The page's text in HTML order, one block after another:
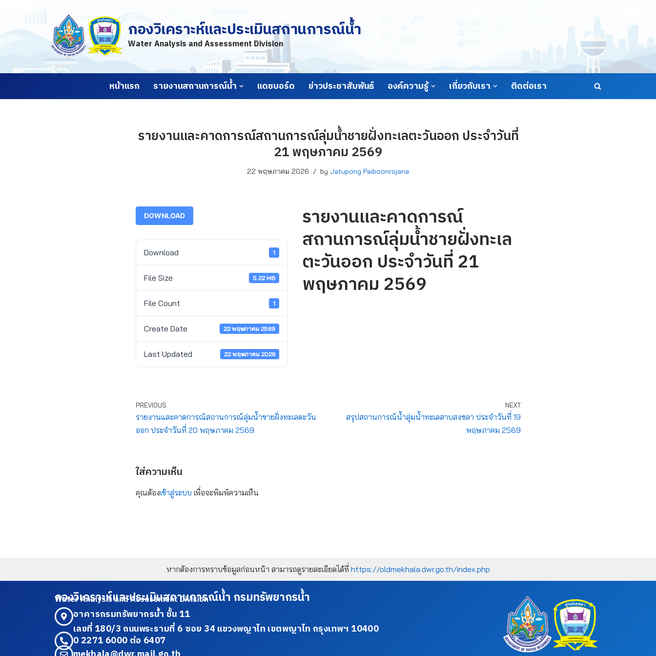
กองวิเคราะห์และประเมินสถานการณ์น้ำ
Water Analysis and Assessment Division
หน้าแรก รายงานสถานการณ์น้ำ แดชบอร์ด ข่าวประชาสัมพันธ์ องค์ความรู้ เกี่ยวกับเรา ติดต่อเรา
รายงานและคาดการณ์สถานการณ์ลุ่มน้ำชายฝั่งทะเลตะวันออก ประจำวันที่
21 พฤษภาคม 2569
22 พฤษภาคม 2026 by Jatupong Paiboonrojana
DOWNLOAD
Download 1
File Size 5.22 MB
File Count 1
Create Date 22 พฤษภาคม 2569
Last Updated 22 พฤษภาคม 2026
รายงานและคาดการณ์
สถานการณ์ลุ่มน้ำชายฝั่งทะเล
ตะวันออก ประจำวันที่ 21
พฤษภาคม 2569
PREVIOUS
รายงานและคาดการณ์สถานการณ์ลุ่มน้ำชายฝั่งทะเลตะวัน
ออก ประจำวันที่ 20 พฤษภาคม 2569
NEXT
สรุปสถานการณ์น้ำลุ่มน้ำทะเลสาบสงขลา ประจำวันที่ 19
พฤษภาคม 2569
ใส่ความเห็น
คุณต้องเข้าสู่ระบบ เพื่อจะพิมพ์ความเห็น
หากต้องการทราบข้อมูลก่อนหน้า สามารถดูรายละเอียดได้ที่ https://oldmekhala.dwr.go.th/index.php
กองวิเคราะห์และประเมินสถานการณ์น้ำ กรมทรัพยากรน้ำ
Water Analysis and Assessment Division
อาคารกรมทรัพยากรน้ำ ชั้น 11
เลขที่ 180/3 ถนนพระรามที่ 6 ซอย 34 แขวงพญาไท เขตพญาไท กรุงเทพฯ 10400
0 2271 6000 ต่อ 6407